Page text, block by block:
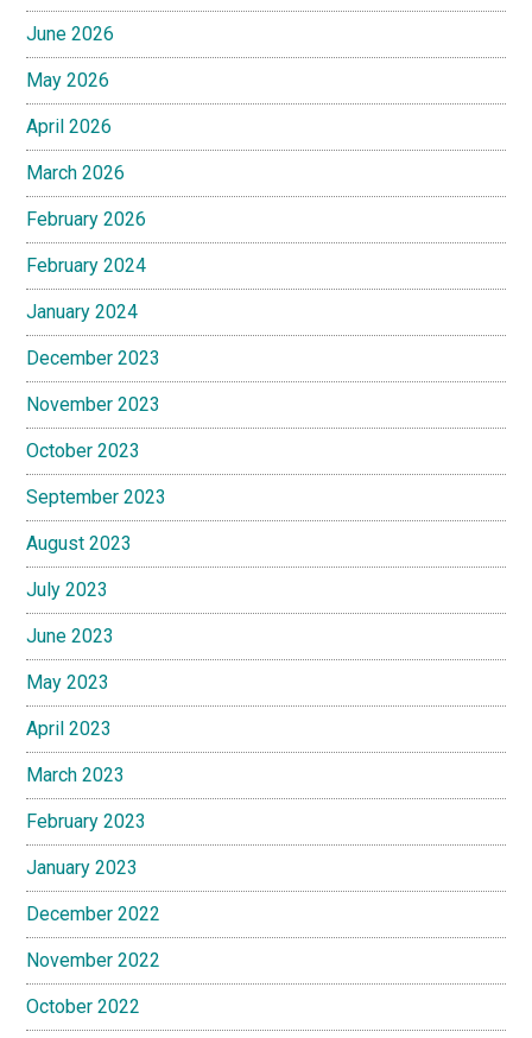
June 2026
May 2026
April 2026
March 2026
February 2026
February 2024
January 2024
December 2023
November 2023
October 2023
September 2023
August 2023
July 2023
June 2023
May 2023
April 2023
March 2023
February 2023
January 2023
December 2022
November 2022
October 2022